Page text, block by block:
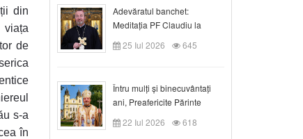
din
viața
de
s-a
în
Adevăratul banchet:
Meditația PF Claudiu la
Duminica a VIII-a după
Rusalii
25 Iul 2026 645
Întru mulți și binecuvântați
ani, Preafericite Părinte
Claudiu!
22 Iul 2026 618